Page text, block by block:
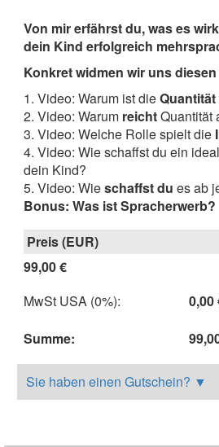
Von mir erfährst du, was es
dein Kind erfolgreich
Konkret widmen wir uns
1. Video: Warum ist dieQuantität
2. Video: Warum reichtQuantität
3. Video: Welche Rolle spielt die
4. Video: Wie schaffst du ein
dein Kind?
5. Video: Wieschaffst du es ab
Bonus: Was ist Spracherwerb?
99,00 €
MwSt USA (0%):
0,00
Summe:
Sie haben einen Gutschein? ▼